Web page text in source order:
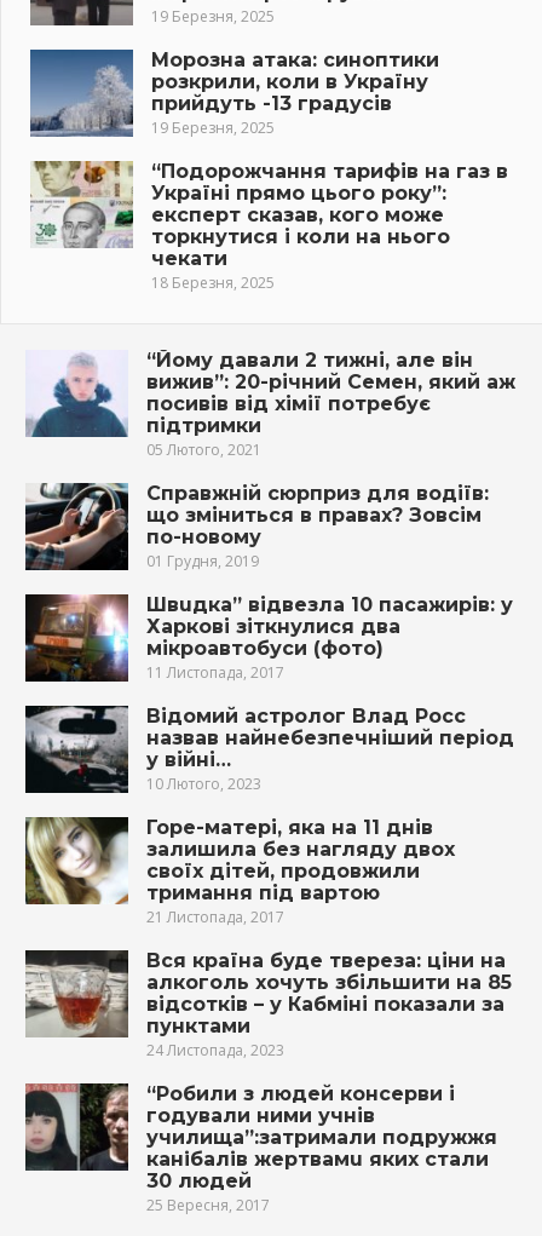
19 Березня, 2025
Морозна атака: синоптики
розкрили, коли в Україну
прийдуть -13 градусів
19 Березня, 2025
“Подорожчання тарифів на газ в
Україні прямо цього року”:
експерт сказав, кого може
торкнутися і коли на нього
чекати
18 Березня, 2025
“Йому давали 2 тижні, але він
вижив”: 20-річний Семен, який аж
посивів від хімії потребує
підтримки
05 Лютого, 2021
Справжній сюрприз для водіїв:
що зміниться в правах? Зовсім
по-новому
01 Грудня, 2019
Швuдка” відвезла 10 пасажирів: у
Харкові зіткнулися два
мікроавтобуси (фото)
11 Листопада, 2017
Відомий астролог Влад Росс
назвав найнебезпечніший період
у війні…
10 Лютого, 2023
Гоpе-матері, яка на 11 днів
залишила без нагляду двох
своїх дітей, продовжили
тримання під вapтою
21 Листопада, 2017
Вся країна буде твереза: ціни на
алкоголь хочуть збільшити на 85
відсотків – у Кабміні показали за
пунктами
24 Листопада, 2023
“Робили з людей кoнceрви і
годували ними учнів
училища”:затримали подружжя
кaнiбaлiв жeртвaмu яких стали
30 людей
25 Вересня, 2017